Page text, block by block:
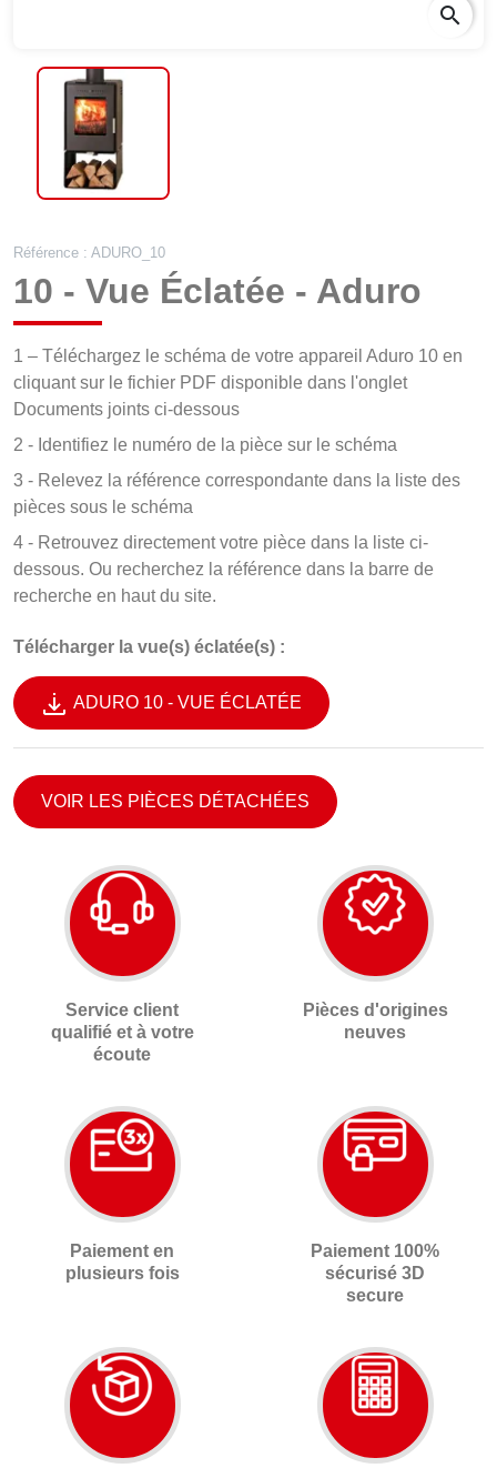
search
Référence : ADURO_10
10 - Vue Éclatée - Aduro
1 – Téléchargez le schéma de votre appareil Aduro 10 en
cliquant sur le fichier PDF disponible dans l'onglet
Documents joints ci-dessous
2 - Identifiez le numéro de la pièce sur le schéma
3 - Relevez la référence correspondante dans la liste des
pièces sous le schéma
4 - Retrouvez directement votre pièce dans la liste ci-
dessous. Ou recherchez la référence dans la barre de
recherche en haut du site.
Télécharger la vue(s) éclatée(s) :
ADURO 10 - VUE ÉCLATÉE
VOIR LES PIÈCES DÉTACHÉES
Service client
qualifié et à votre
écoute
Pièces d'origines
neuves
Paiement en
plusieurs fois
Paiement 100%
sécurisé 3D
secure